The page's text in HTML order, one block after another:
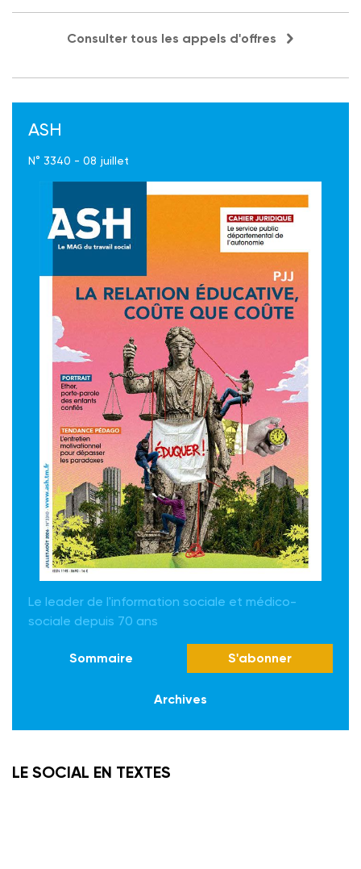
Consulter tous les appels d'offres
ASH
N° 3340 - 08 juillet
Le leader de l'information sociale et médico-
sociale depuis 70 ans
Sommaire S'abonner
Archives
LE SOCIAL EN TEXTES